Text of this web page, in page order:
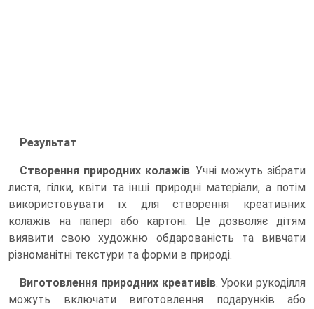
Результат
Створення природних колажів. Учні можуть зібрати
листя, гілки, квіти та інші природні матеріали, а потім
використовувати їх для створення креативних
колажів на папері або картоні. Це дозволяє дітям
виявити свою художню обдарованість та вивчати
різноманітні текстури та форми в природі.
Виготовлення природних креативів. Уроки рукоділля
можуть включати виготовлення подарунків або